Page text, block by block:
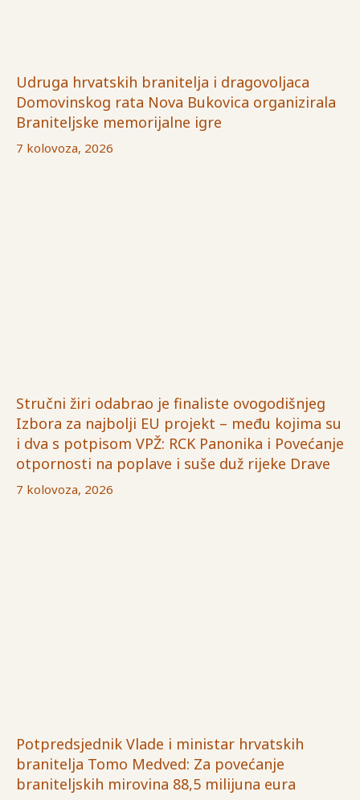
Udruga hrvatskih branitelja i dragovoljaca
Domovinskog rata Nova Bukovica organizirala
Braniteljske memorijalne igre
7 kolovoza, 2026
Stručni žiri odabrao je finaliste ovogodišnjeg
Izbora za najbolji EU projekt – među kojima su
i dva s potpisom VPŽ: RCK Panonika i Povećanje
otpornosti na poplave i suše duž rijeke Drave
7 kolovoza, 2026
Potpredsjednik Vlade i ministar hrvatskih
branitelja Tomo Medved: Za povećanje
braniteljskih mirovina 88,5 milijuna eura